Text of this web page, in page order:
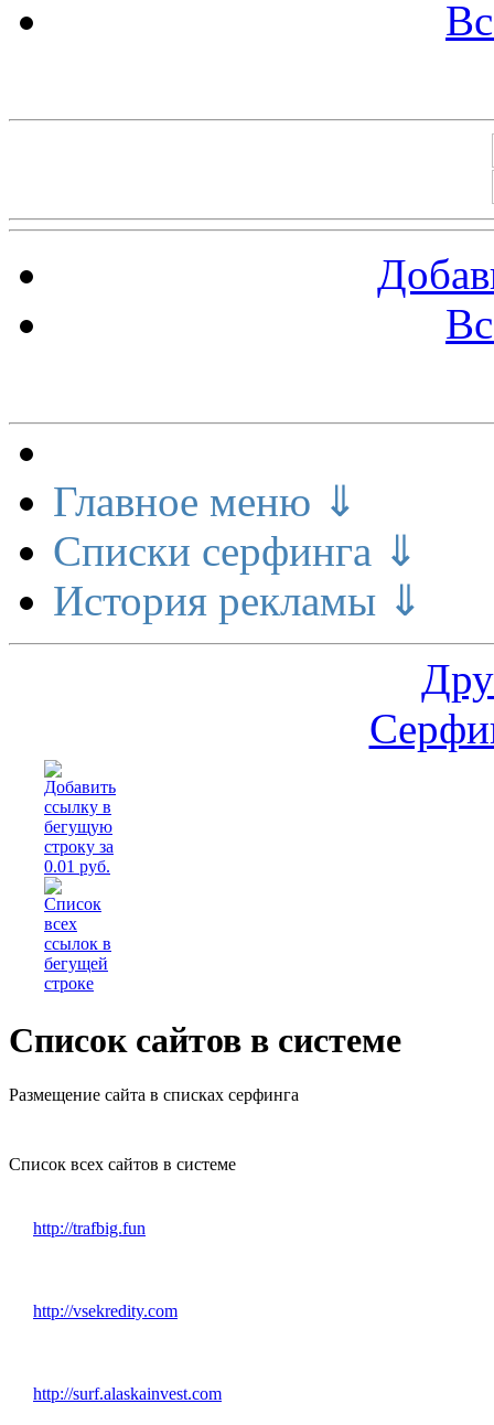
Главное меню ⇓
Списки серфинга ⇓
История рекламы ⇓
Список сайтов в системе
Размещение сайта в списках серфинга
Список всех сайтов в системе
http://trafbig.fun
http://vsekredity.com
http://surf.alaskainvest.com